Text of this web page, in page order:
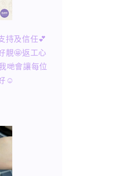
持及信任💕
靚🤩返工心
哋會讓每位
☺️